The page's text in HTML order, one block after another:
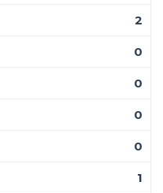
2
0
0
0
0
1